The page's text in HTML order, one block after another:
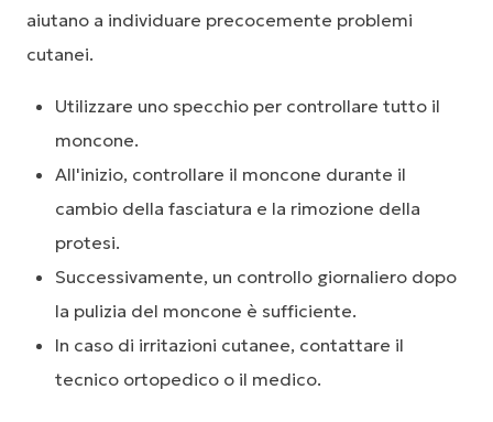
aiutano a individuare precocemente problemi
cutanei.
Utilizzare uno specchio per controllare tutto il
moncone.
All'inizio, controllare il moncone durante il
cambio della fasciatura e la rimozione della
protesi.
Successivamente, un controllo giornaliero dopo
la pulizia del moncone è sufficiente.
In caso di irritazioni cutanee, contattare il
tecnico ortopedico o il medico.